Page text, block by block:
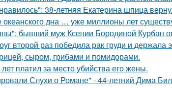
38-летняя Екатерина шпица
океанского дна … уже миллионы лет
бывший муж Ксении Бородиной Курбан
второй раз победила рак груди и держала
сыром, грибами и помидорами.
платил за место убийства его жены.
Слухи о Романе" - 44-летний Дима